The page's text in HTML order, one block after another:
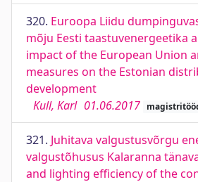
320. Euroopa Liidu
mõju Eesti taastuvenergeetika
impact of the European Union
measures on the Estonian
development
Kull, Karl 01.06.2017
321. Juhitava valgustusvõrgu
valgustõhusus Kalaranna
and lighting efficiency of the